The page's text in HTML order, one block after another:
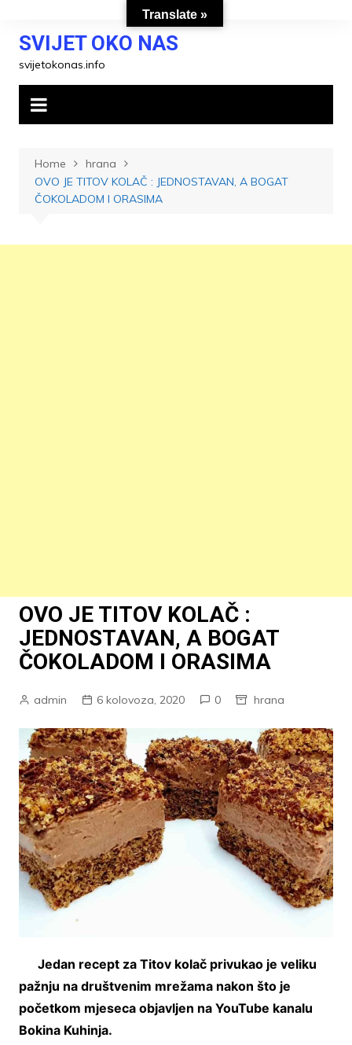
contentSVIJET OKO NAS
svijetokonas.info
Home
hrana
OVO JE TITOV KOLAČ : JEDNOSTAVAN, A BOGAT
ČOKOLADOM I ORASIMA
OVO JE TITOV KOLAČ :
JEDNOSTAVAN, A BOGAT
ČOKOLADOM I ORASIMA
admin 6 kolovoza, 2020 0 hrana
Jedan recept za Titov kolač privukao je veliku
pažnju na društvenim mrežama nakon što je
početkom mjeseca objavljen na YouTube kanalu
Bokina Kuhinja.
Translate »